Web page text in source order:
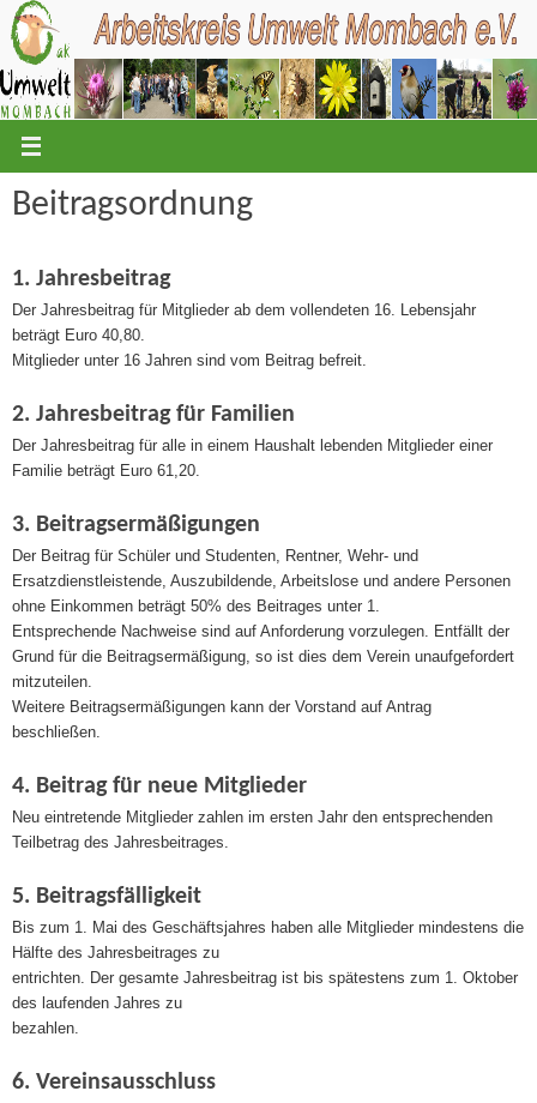
Zum
Inhalt
springen
Beitragsordnung
1. Jahresbeitrag
Der Jahresbeitrag für Mitglieder ab dem vollendeten 16. Lebensjahr
beträgt Euro 40,80.
Mitglieder unter 16 Jahren sind vom Beitrag befreit.
2. Jahresbeitrag für Familien
Der Jahresbeitrag für alle in einem Haushalt lebenden Mitglieder einer
Familie beträgt Euro 61,20.
3. Beitragsermäßigungen
Der Beitrag für Schüler und Studenten, Rentner, Wehr- und
Ersatzdienstleistende, Auszubildende, Arbeitslose und andere Personen
ohne Einkommen beträgt 50% des Beitrages unter 1.
Entsprechende Nachweise sind auf Anforderung vorzulegen. Entfällt der
Grund für die Beitragsermäßigung, so ist dies dem Verein unaufgefordert
mitzuteilen.
Weitere Beitragsermäßigungen kann der Vorstand auf Antrag
beschließen.
4. Beitrag für neue Mitglieder
Neu eintretende Mitglieder zahlen im ersten Jahr den entsprechenden
Teilbetrag des Jahresbeitrages.
5. Beitragsfälligkeit
Bis zum 1. Mai des Geschäftsjahres haben alle Mitglieder mindestens die
Hälfte des Jahresbeitrages zu
entrichten. Der gesamte Jahresbeitrag ist bis spätestens zum 1. Oktober
des laufenden Jahres zu
bezahlen.
6. Vereinsausschluss